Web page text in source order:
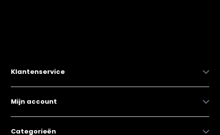
Klantenservice
Mijn account
Categorieën